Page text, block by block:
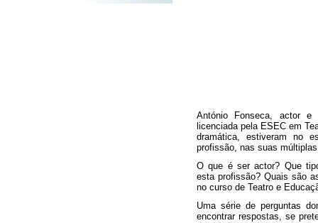
António Fonseca, actor e
licenciada pela ESEC em
dramática, estiveram no
profissão, nas suas
O que é ser actor? Que
esta profissão? Quais são
no curso de Teatro e
Uma série de perguntas
encontrar respostas, se